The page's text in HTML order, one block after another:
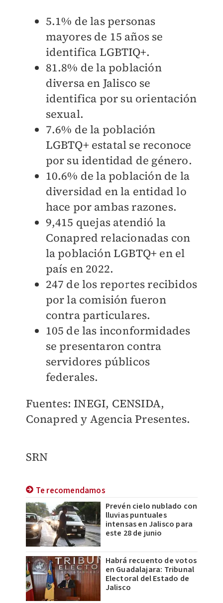
5.1% de las personas
mayores de 15 años se
identifica LGBTIQ+.
81.8% de la población
diversa en Jalisco se
identifica por su orientación
sexual.
7.6% de la población
LGBTQ+ estatal se reconoce
por su identidad de género.
10.6% de la población de la
diversidad en la entidad lo
hace por ambas razones.
9,415 quejas atendió la
Conapred relacionadas con
la población LGBTQ+ en el
país en 2022.
247 de los reportes recibidos
por la comisión fueron
contra particulares.
105 de las inconformidades
se presentaron contra
servidores públicos
federales.
Fuentes: INEGI, CENSIDA,
Conapred y Agencia Presentes.
SRN
Te recomendamos
Prevén cielo nublado con
lluvias puntuales
intensas en Jalisco para
este 28 de junio
Habrá recuento de votos
en Guadalajara: Tribunal
Electoral del Estado de
Jalisco